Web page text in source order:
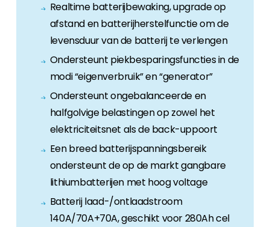
Realtime batterijbewaking, upgrade op
afstand en batterijherstelfunctie om de
levensduur van de batterij te verlengen
Ondersteunt piekbesparingsfuncties in de
modi “eigenverbruik” en “generator”
Ondersteunt ongebalanceerde en
halfgolvige belastingen op zowel het
elektriciteitsnet als de back-uppoort
Een breed batterijspanningsbereik
ondersteunt de op de markt gangbare
lithiumbatterijen met hoog voltage
Batterij laad-/ontlaadstroom
140A/70A+70A, geschikt voor 280Ah cel